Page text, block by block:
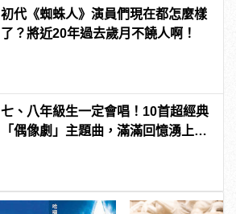
初代《蜘蛛人》演員們現在都怎麼樣
了？將近20年過去歲月不饒人啊！
七、八年級生一定會唱！10首超經典
「偶像劇」主題曲，滿滿回憶湧上心